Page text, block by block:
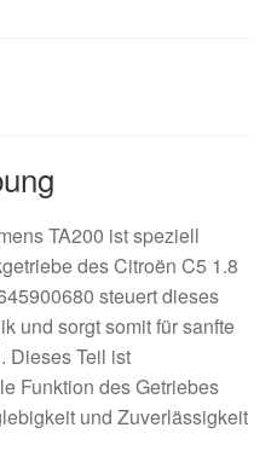
TA200 ist speziell
des Citroën C5 1.8
steuert dieses
und sorgt somit für sanfte
Dieses Teil ist
Funktion des Getriebes
und Zuverlässigkeit